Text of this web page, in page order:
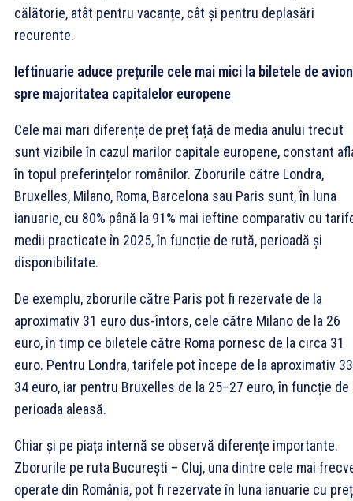
călătorie, atât pentru vacanțe, cât și pentru deplasări
recurente.
Ieftinuarie aduce prețurile cele mai mici la biletele de avion
spre majoritatea capitalelor europene
Cele mai mari diferențe de preț față de media anului trecut
sunt vizibile în cazul marilor capitale europene, constant
în topul preferințelor românilor. Zborurile către Londra,
Bruxelles, Milano, Roma, Barcelona sau Paris sunt, în luna
ianuarie, cu 80% până la 91% mai ieftine comparativ cu
medii practicate în 2025, în funcție de rută, perioadă și
disponibilitate.
De exemplu, zborurile către Paris pot fi rezervate de la
aproximativ 31 euro dus-întors, cele către Milano de la 26
euro, în timp ce biletele către Roma pornesc de la circa 31
euro. Pentru Londra, tarifele pot începe de la aproximativ
34 euro, iar pentru Bruxelles de la 25–27 euro, în funcție de
perioada aleasă.
Chiar și pe piața internă se observă diferențe importante.
Zborurile pe ruta București – Cluj, una dintre cele mai
operate din România, pot fi rezervate în luna ianuarie cu